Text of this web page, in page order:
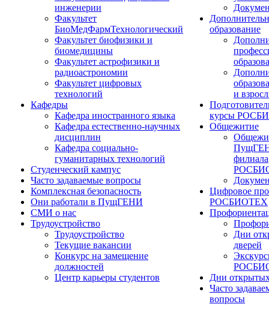
инженерии
Факультет
БиоМедФармТехнологический
Факультет биофизики и
биомедицины
Факультет астрофизики и
радиоастрономии
Факультет цифровых
технологий
Кафедры
Кафедра иностранного языка
Кафедра естественно-научных
дисциплин
Кафедра социально-
гуманитарных технологий
Студенческий кампус
Часто задаваемые вопросы
Комплексная безопасность
Они работали в ПущГЕНИ
СМИ о нас
Трудоустройство
Трудоустройство
Текущие вакансии
Конкурс на замещение
должностей
Центр карьеры студентов
образование
и
курсы
Общежитие
филиала
Цифровое
РОСБИОТЕХ
Дни
дверей
Дни
Часто
вопросы